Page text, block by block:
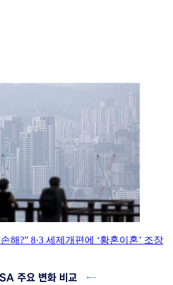
해?” 8·3 세제개편에 ‘황혼이혼’ 조장